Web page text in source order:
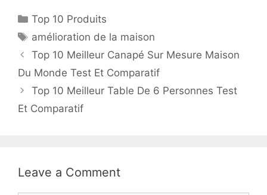
Top 10 Produits
amélioration de la maison
Top 10 Meilleur Canapé Sur Mesure Maison
Du Monde Test Et Comparatif
Top 10 Meilleur Table De 6 Personnes Test
Et Comparatif
Leave a Comment